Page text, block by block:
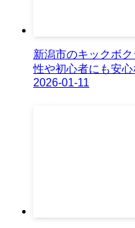
新潟市のキックボ
性や初心者にも安心
2026-01-11